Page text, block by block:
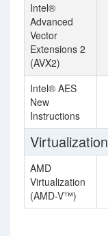
Intel®
Advanced
Vector
Extensions 2
(AVX2)
Intel® AES
New
Instructions
Virtualization
AMD
Virtualization
(AMD-V™)